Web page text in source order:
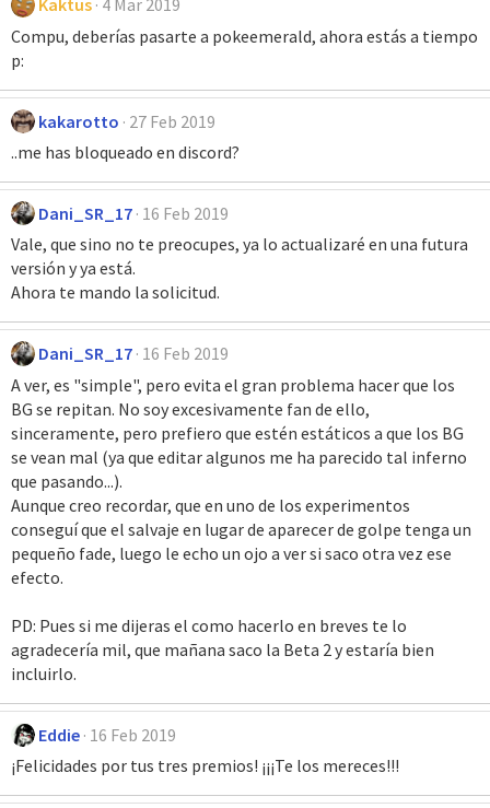
Kaktus 4 Mar 2019
Compu, deberías pasarte a pokeemerald, ahora estás a tiempo
p:
kakarotto 27 Feb 2019
..me has bloqueado en discord?
Dani_SR_17 16 Feb 2019
Vale, que sino no te preocupes, ya lo actualizaré en una futura
versión y ya está.
Ahora te mando la solicitud.
Dani_SR_17 16 Feb 2019
A ver, es "simple", pero evita el gran problema hacer que los
BG se repitan. No soy excesivamente fan de ello,
sinceramente, pero prefiero que estén estáticos a que los BG
se vean mal (ya que editar algunos me ha parecido tal inferno
que pasando...).
Aunque creo recordar, que en uno de los experimentos
conseguí que el salvaje en lugar de aparecer de golpe tenga un
pequeño fade, luego le echo un ojo a ver si saco otra vez ese
efecto.
PD: Pues si me dijeras el como hacerlo en breves te lo
agradecería mil, que mañana saco la Beta 2 y estaría bien
incluirlo.
Eddie 16 Feb 2019
¡Felicidades por tus tres premios! ¡¡¡Te los mereces!!!